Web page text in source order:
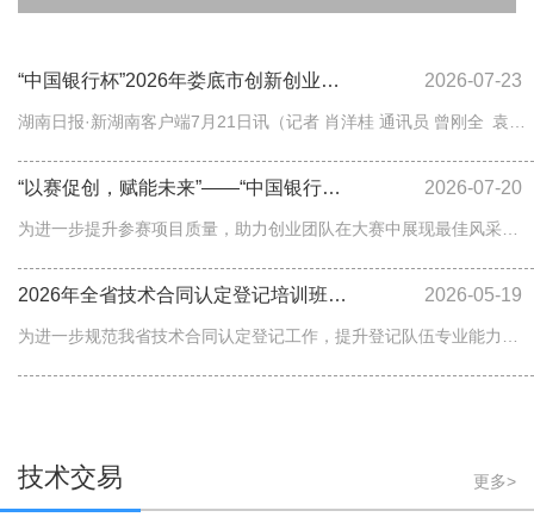
“中国银行杯”2026年娄底市创新创业暨“创客中国”大赛启幕 2026-07-23
“以赛促创，赋能未来”——“中国银行杯”2026年娄底市创新创业暨“创客中国”大赛赛前培训会圆满举行 2026-07-20
2026年全省技术合同认定登记培训班成功举办 2026-05-19
技术交易 更多>